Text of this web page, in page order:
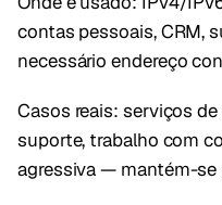
contas pessoais, CRM,
necessário endereço
Casos reais: serviços
suporte, trabalho com
agressiva — mantém-se